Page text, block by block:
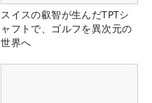
スイスの叡智が生んだTPTシ
ャフトで、ゴルフを異次元の
世界へ